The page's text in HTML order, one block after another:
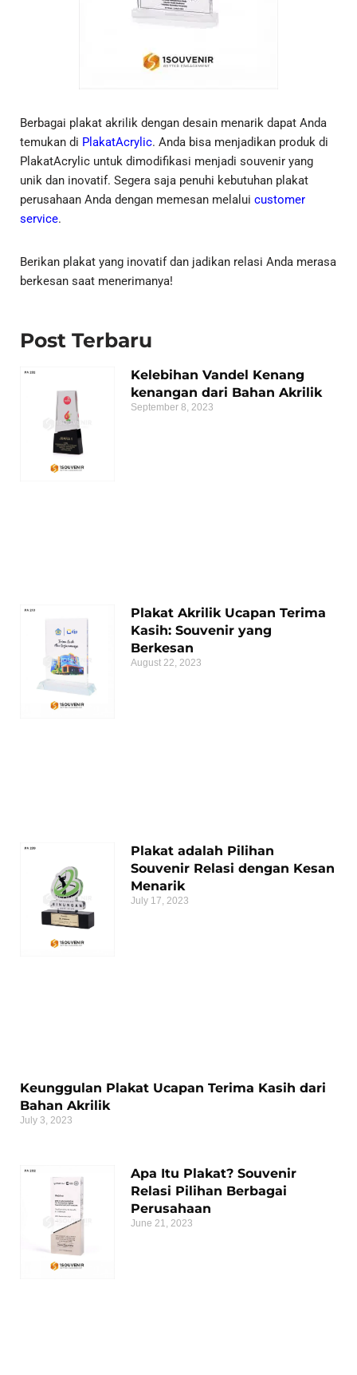
Berbagai plakat akrilik dengan desain menarik dapat Anda
temukan di PlakatAcrylic. Anda bisa menjadikan produk di
PlakatAcrylic untuk dimodifikasi menjadi souvenir yang
unik dan inovatif. Segera saja penuhi kebutuhan plakat
perusahaan Anda dengan memesan melalui customer
service.
Berikan plakat yang inovatif dan jadikan relasi Anda merasa
berkesan saat menerimanya!
Post Terbaru
Kelebihan Vandel Kenang
kenangan dari Bahan Akrilik
September 8, 2023
Plakat Akrilik Ucapan Terima
Kasih: Souvenir yang
Berkesan
August 22, 2023
Plakat adalah Pilihan
Souvenir Relasi dengan Kesan
Menarik
July 17, 2023
Keunggulan Plakat Ucapan Terima Kasih dari
Bahan Akrilik
July 3, 2023
Apa Itu Plakat? Souvenir
Relasi Pilihan Berbagai
Perusahaan
June 21, 2023